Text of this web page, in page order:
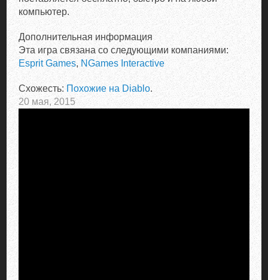
компьютер.
Дополнительная информация
Эта игра связана со следующими компаниями:
Esprit Games, NGames Interactive
Схожесть:Похожие на Diablo.
20 мая, 2015